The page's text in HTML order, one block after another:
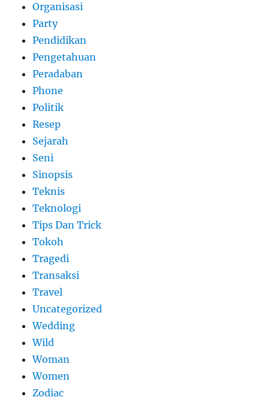
Organisasi
Party
Pendidikan
Pengetahuan
Peradaban
Phone
Politik
Resep
Sejarah
Seni
Sinopsis
Teknis
Teknologi
Tips Dan Trick
Tokoh
Tragedi
Transaksi
Travel
Uncategorized
Wedding
Wild
Woman
Women
Zodiac